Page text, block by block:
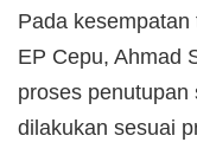
‎Pada
EP Cepu, Ahmad
proses penutupan
dilakukan sesuai